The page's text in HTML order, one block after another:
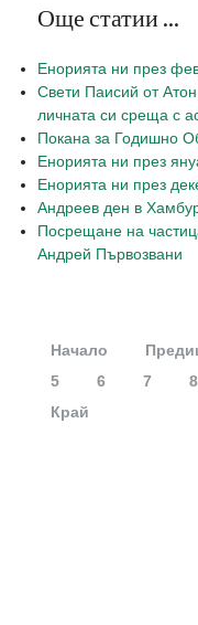
Още статии ...
Енорията ни през
Свети Паисий от
личната си среща с
Покана за Годишно
Енорията ни през
Енорията ни през
Андреев ден в
Посрещане на
Андрей Първозвани
Начало
5
6 7 8
Край